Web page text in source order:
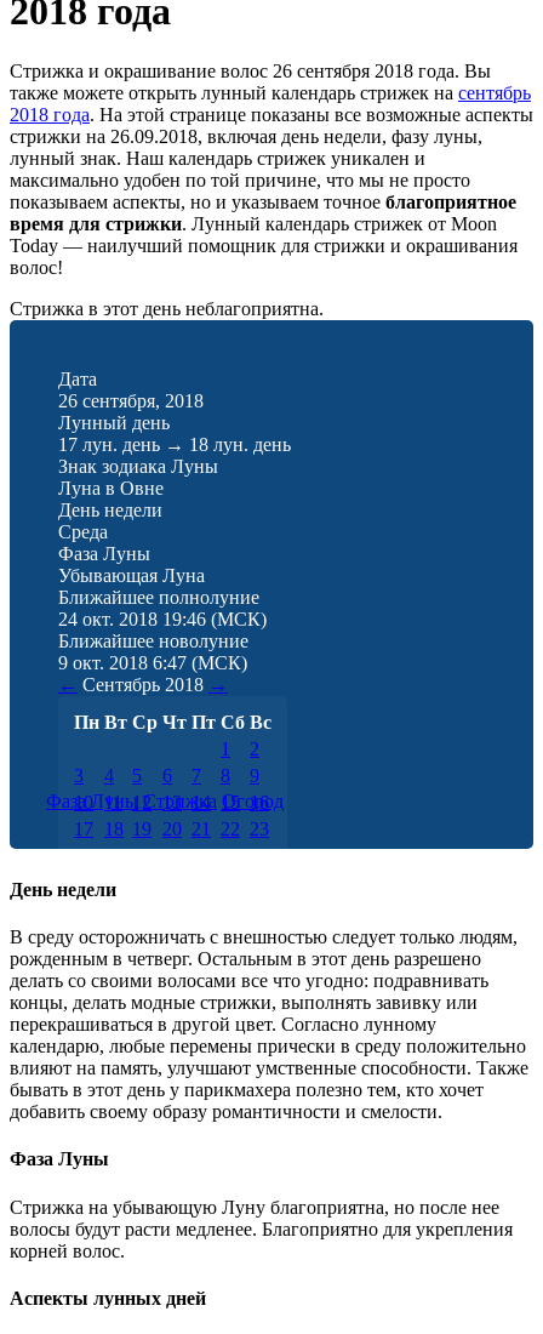
2018 года
Стрижка и окрашивание волос 26 сентября 2018 года. Вы
также можете открыть лунный календарь стрижек на сентябрь
2018 года. На этой странице показаны все возможные аспекты
стрижки на 26.09.2018, включая день недели, фазу луны,
лунный знак. Наш календарь стрижек уникален и
максимально удобен по той причине, что мы не просто
показываем аспекты, но и указываем точное благоприятное
время для стрижки. Лунный календарь стрижек от Moon
Today — наилучший помощник для стрижки и окрашивания
волос!
Стрижка в этот день неблагоприятна.
Дата
26 сентября, 2018
Лунный день
17 лун. день → 18 лун. день
Знак зодиака Луны
Луна в Овне
День недели
Среда
Фаза Луны
Убывающая Луна
Ближайшее полнолуние
24 окт. 2018 19:46 (МСК)
Ближайшее новолуние
9 окт. 2018 6:47 (МСК)
← Сентябрь 2018 →
Пн Вт Ср Чт Пт Сб Вс
1
2
3
4 5 6 7 8
9
10 11 12 13 14 15 16
17 18 19 20 21 22 23
24 25 26 27 28 29
30
Фаза Луны Стрижка Огород
День недели
В среду осторожничать с внешностью следует только людям,
рожденным в четверг. Остальным в этот день разрешено
делать со своими волосами все что угодно: подравнивать
концы, делать модные стрижки, выполнять завивку или
перекрашиваться в другой цвет. Согласно лунному
календарю, любые перемены прически в среду положительно
влияют на память, улучшают умственные способности. Также
бывать в этот день у парикмахера полезно тем, кто хочет
добавить своему образу романтичности и смелости.
Фаза Луны
Стрижка на убывающую Луну благоприятна, но после нее
волосы будут расти медленее. Благоприятно для укрепления
корней волос.
Аспекты лунных дней